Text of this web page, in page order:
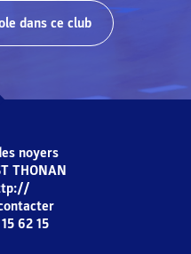
dans ce club
noyers
THONAN
62 15